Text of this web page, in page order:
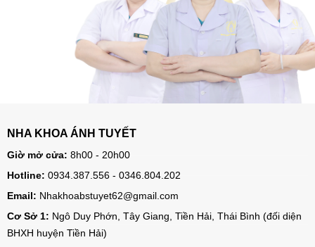
NHA KHOA ÁNH TUYẾT
Giờ mở cửa: 8h00 - 20h00
Hotline: 0934.387.556 - 0346.804.202
Email: Nhakhoabstuyet62@gmail.com
Cơ Sở 1: Ngô Duy Phớn, Tây Giang, Tiền Hải, Thái Bình (đối diện
BHXH huyện Tiền Hải)